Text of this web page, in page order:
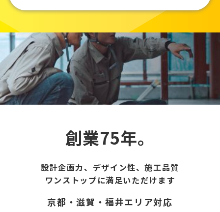
創業75年。
設計企画力、デザイン性、施工品質
ワンストップに満足いただけます
京都・滋賀・福井エリア対応